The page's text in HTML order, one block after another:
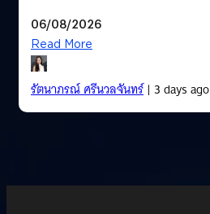
06/08/2026
Read More
รัตนาภรณ์ ศรีนวลจันทร์| 3 days ago